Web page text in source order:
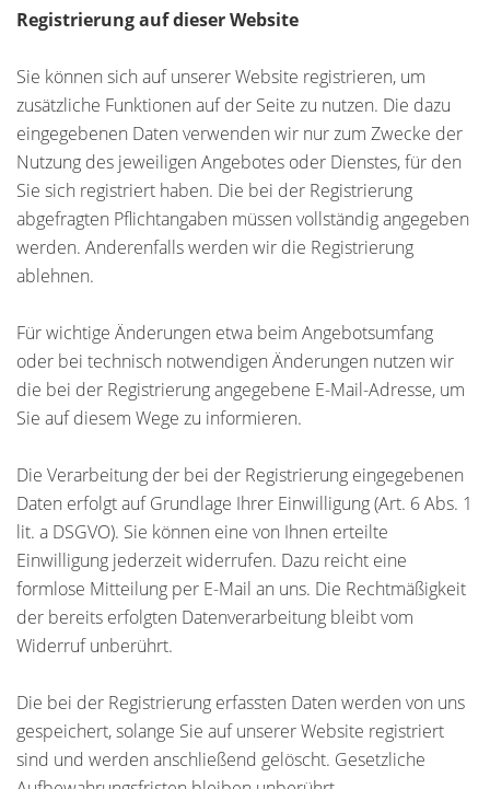
Registrierung auf dieser Website
Sie können sich auf unserer Website registrieren, um
zusätzliche Funktionen auf der Seite zu nutzen. Die dazu
eingegebenen Daten verwenden wir nur zum Zwecke der
Nutzung des jeweiligen Angebotes oder Dienstes, für den
Sie sich registriert haben. Die bei der Registrierung
abgefragten Pflichtangaben müssen vollständig angegeben
werden. Anderenfalls werden wir die Registrierung
ablehnen.
Für wichtige Änderungen etwa beim Angebotsumfang
oder bei technisch notwendigen Änderungen nutzen wir
die bei der Registrierung angegebene E-Mail-Adresse, um
Sie auf diesem Wege zu informieren.
Die Verarbeitung der bei der Registrierung eingegebenen
Daten erfolgt auf Grundlage Ihrer Einwilligung (Art. 6 Abs. 1
lit. a DSGVO). Sie können eine von Ihnen erteilte
Einwilligung jederzeit widerrufen. Dazu reicht eine
formlose Mitteilung per E-Mail an uns. Die Rechtmäßigkeit
der bereits erfolgten Datenverarbeitung bleibt vom
Widerruf unberührt.
Die bei der Registrierung erfassten Daten werden von uns
gespeichert, solange Sie auf unserer Website registriert
sind und werden anschließend gelöscht. Gesetzliche